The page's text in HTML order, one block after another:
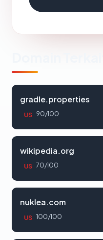
gradle.properties
US 90/100
wikipedia.org
US 70/100
nuklea.com
US 100/100